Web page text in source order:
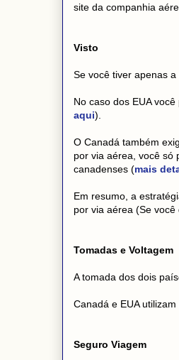
site da companhia
Visto
Se você tiver apenas
No caso dos EUA
aqui).
O Canadá também
por via aérea, você só
canadenses (mais
Em resumo, a
por via aérea (Se
Tomadas e Voltagem
A tomada dos dois
Canadá e EUA
Seguro Viagem